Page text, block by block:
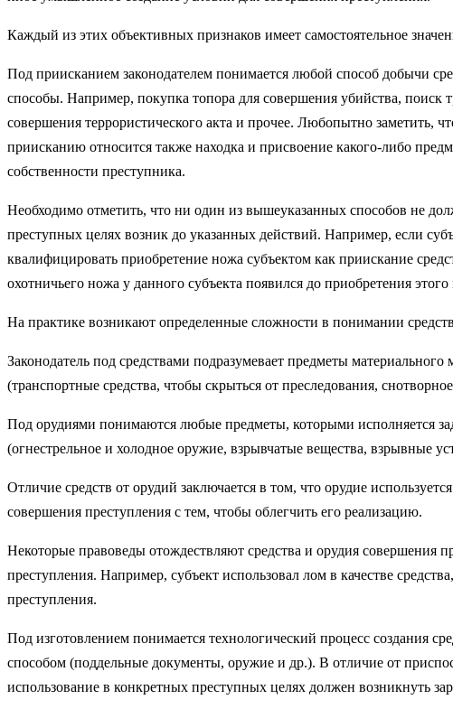
Каждый из этих объективных признаков имеет самостоятельное
Под приисканием законодателем понимается любой способ добычи
способы. Например, покупка топора для совершения убийства,
совершения террористического акта и прочее. Любопытно
приисканию относится также находка и присвоение какого-либо
собственности преступника.
Необходимо отметить, что ни один из вышеуказанных способов не
преступных целях возник до указанных действий. Например, если
квалифицировать приобретение ножа субъектом как приискание
охотничьего ножа у данного субъекта появился до приобретения
На практике возникают определенные сложности в понимании
Законодатель под средствами подразумевает предметы
(транспортные средства, чтобы скрыться от преследования,
Под орудиями понимаются любые предметы, которыми исполняется
(огнестрельное и холодное оружие, взрывчатые вещества, взрывные
Отличие средств от орудий заключается в том, что орудие
совершения преступления с тем, чтобы облегчить его реализацию.
Некоторые правоведы отождествляют средства и орудия совершения
преступления. Например, субъект использовал лом в качестве
преступления.
Под изготовлением понимается технологический процесс создания
способом (поддельные документы, оружие и др.). В отличие от
использование в конкретных преступных целях должен возникнуть